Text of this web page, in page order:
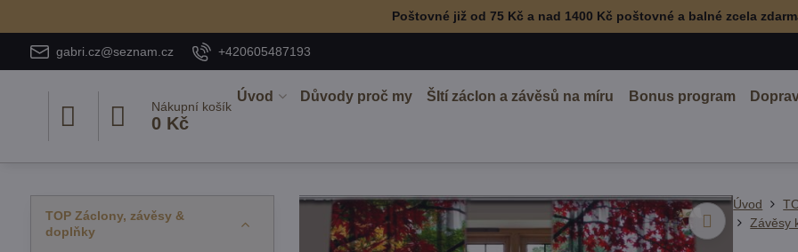
Poštovné již od 75 Kč a nad 1400 Kč poštovné a balné zcela
gabri.cz@seznam.cz +420605487193
Nákupní košík
0 Kč
Úvod Důvody proč my ŠItí záclon a závěsů na míru Bonus program
Úvod
Závěsy
TOP Záclony, závěsy &
doplňky